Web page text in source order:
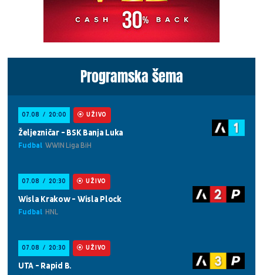
Programska šema